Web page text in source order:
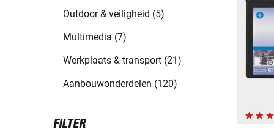
Outdoor & veiligheid (5)
Multimedia (7)
Werkplaats & transport (21)
Aanbouwonderdelen (120)
FILTER